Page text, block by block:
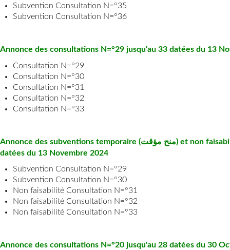
Subvention Consultation N=°35
Subvention Consultation N=°36
Annonce des consultations N=°29 jusqu'au 33 datées du 13
Consultation N=°29
Consultation N=°30
Consultation N=°31
Consultation N=°32
Consultation N=°33
Annonce des subventions temporaire (منح مؤقت) et non faisabilité (عدم جدوى) des consultations N=°29 jusqu'au 33
datées du 13 Novembre 2024
Subvention Consultation N=°29
Subvention Consultation N=°30
Non faisabilité Consultation N=°31
Non faisabilité Consultation N=°32
Non faisabilité Consultation N=°33
Annonce des consultations N=°20 jusqu'au 28 datées du 30